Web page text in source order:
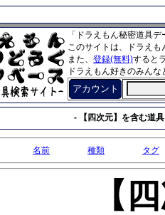
「ドラえもん秘密道具
このサイトは、ドラえ
また、 登録(無料)すると
ドラえもん好きのみん
アカウント
- 【四次元】を含む道
名前 種類 タグ
【